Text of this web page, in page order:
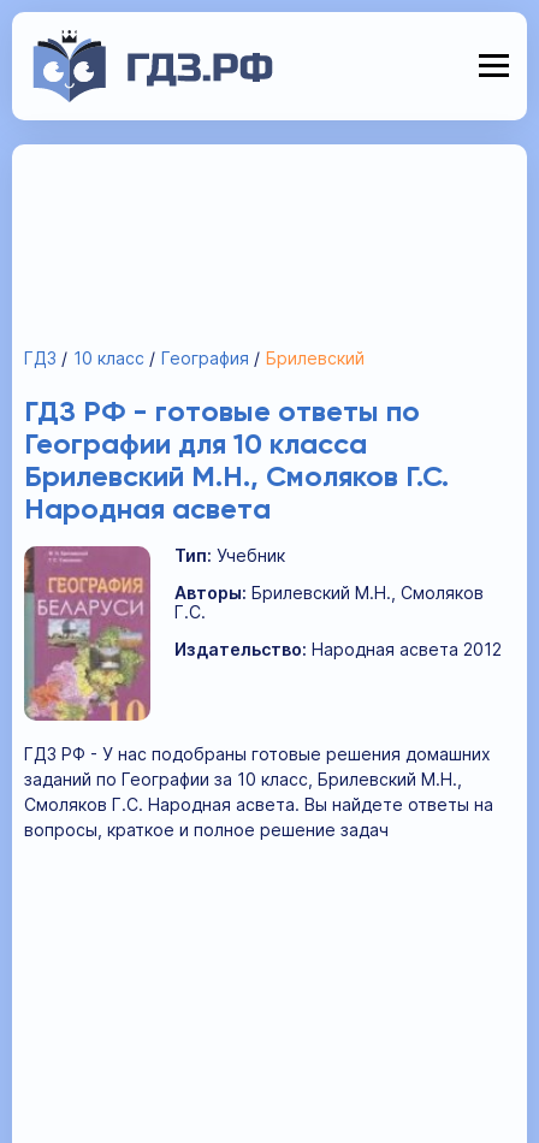
ГДЗ 10 класс География Брилевский
ГДЗ РФ - готовые ответы по
Географии для 10 класса
Брилевский М.Н., Смоляков Г.С.
Народная асвета
Тип: Учебник
Авторы: Брилевский М.Н., Смоляков
Г.С.
Издательство: Народная асвета 2012
ГДЗ РФ - У нас подобраны готовые решения домашних
заданий по Географии за 10 класс, Брилевский М.Н.,
Смоляков Г.С. Народная асвета. Вы найдете ответы на
вопросы, краткое и полное решение задач